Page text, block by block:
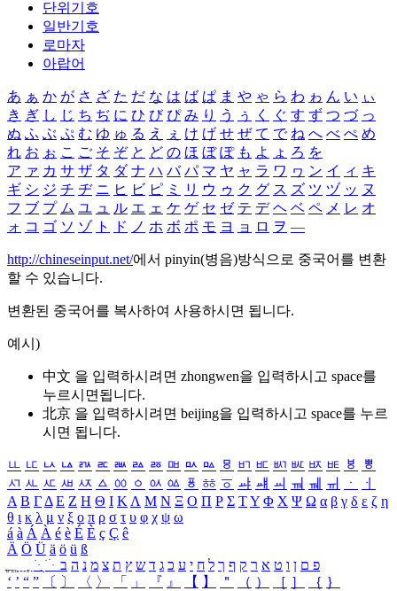
단위기호
일반기호
로마자
아랍어
あ ぁ か が さ ざ た だ な は ば ぱ ま や ゃ ら わ ゎ ん い ぃ
き ぎ し じ ち ぢ に ひ び ぴ み り う ぅ く ぐ す ず つ づ っ
ぬ ふ ぶ ぷ む ゆ ゅ る え ぇ け げ せ ぜ て で ね へ べ ぺ め
れ お ぉ こ ご そ ぞ と ど の ほ ぼ ぽ も よ ょ ろ を
ア ァ カ サ ザ タ ダ ナ ハ バ パ マ ヤ ャ ラ ワ ヮ ン イ ィ キ
ギ シ ジ チ ヂ ニ ヒ ビ ピ ミ リ ウ ゥ ク グ ス ズ ツ ヅ ッ ヌ
フ ブ プ ム ユ ュ ル エ ェ ケ ゲ セ ゼ テ デ ヘ ベ ペ メ レ オ
ォ コ ゴ ソ ゾ ト ド ノ ホ ボ ポ モ ヨ ョ ロ ヲ ―
http://chineseinput.net/에서 pinyin(병음)방식으로 중국어를 변환
할 수 있습니다.
변환된 중국어를 복사하여 사용하시면 됩니다.
예시)
中文 을 입력하시려면 zhongwen을 입력하시고 space를
누르시면됩니다.
北京 을 입력하시려면 beijing을 입력하시고 space를 누르
시면 됩니다.
ㅥ ㅦ ㅧ ㅨ ㅩ ㅪ ㅫ ㅬ ㅭ ㅮ ㅯ ㅰ ㅱ ㅲ ㅳ ㅴ ㅵ ㅶ ㅷ ㅸ
ㅹ
ㅺ ㅻ ㅼ ㅽ ㅾ ㅿ ㆀ ㆁ ㆂ ㆃ ㆄ ㆅ ㆆ ㆇ ㆈ ㆉ ㆊ ㆋ ㆌ ㆍ
ㆎ
Α Β ΓΔ Ε Ζ Η Θ Ι ΚΛ Μ Ν Ξ Ο Π Ρ Σ ΤΥ Φ Χ Ψ Ω α β γ δ ε ζ η
θ ι κ λ μ ν ξ ο π ρ σ τ υ φ χ ψ ω
á à Á À é è É È ç Ç ê
Ä Ö Ü ä ö ü ß
ִֶֹ ֻּ ׁׂ פ ם ן ו ט א ר ק ף ך ל ח י ע כ ג ד ש ץ ת צ מ נ ה ב
‘ ’ “ ” 〔 〕 〈 〉 「 」 『 』 【 】 ＂ （ ） ［ ］ ｛ ｝